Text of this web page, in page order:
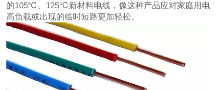
的105℃、125℃新材料电线，像这种产品应对家庭用电
高负载或出现的临时短路更加轻松。